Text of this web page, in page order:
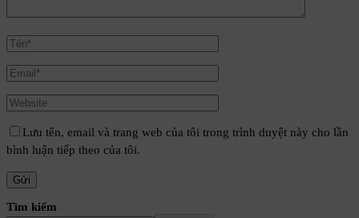
Lưu tên, email và trang web của tôi trong trình duyệt này cho lần
bình luận tiếp theo của tôi.
Tìm kiếm